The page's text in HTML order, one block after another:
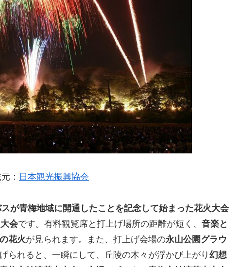
： 日本観光振興協会
が青梅地域に開通したことを記念して始まった花火大会
会です。有料観覧席と打上げ場所の距離が短く、 音楽と
花火が見られます。また、打上げ会場の永山公園グラウ
られると、一瞬にして、丘陵の木々が浮かび上がり 幻想